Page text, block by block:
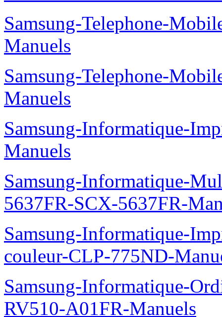
Samsung-Telephone-
Manuels
Samsung-Telephone-
Manuels
Samsung-Informatique-
Manuels
Samsung-Informatique-
5637FR-SCX-5637FR-
Samsung-Informatique-
couleur-CLP-775ND-
Samsung-Informatique-
RV510-A01FR-Manuels